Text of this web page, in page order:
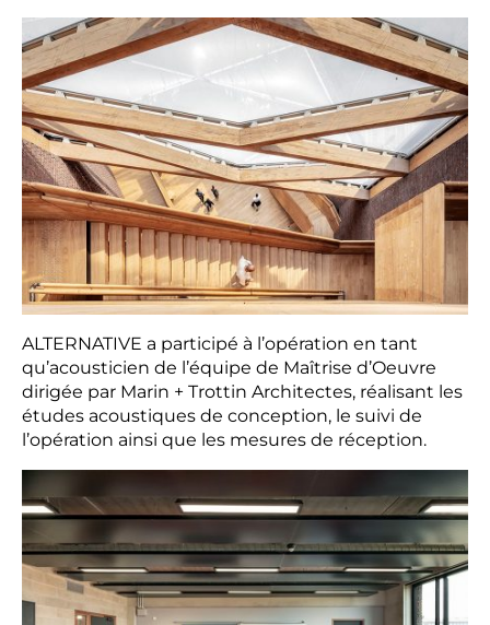
ALTERNATIVE a participé à l’opération en tant
qu’acousticien de l’équipe de Maîtrise d’Oeuvre
dirigée par Marin + Trottin Architectes, réalisant les
études acoustiques de conception, le suivi de
l’opération ainsi que les mesures de réception.